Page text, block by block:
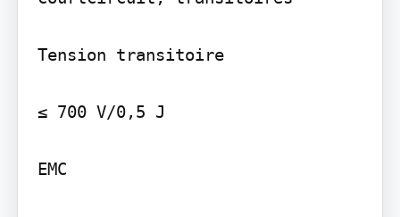
Tension transitoire
≤ 700 V/0,5 J
EMC